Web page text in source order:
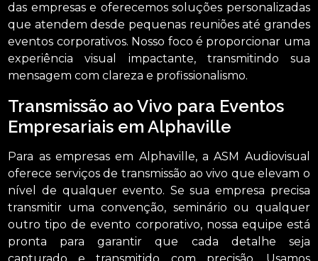
das empresas e oferecemos soluções personalizadas
que atendem desde pequenas reuniões até grandes
eventos corporativos. Nosso foco é proporcionar uma
experiência visual impactante, transmitindo sua
mensagem com clareza e profissionalismo.
Transmissão ao Vivo para Eventos
Empresariais em Alphaville
Para as empresas em Alphaville, a ASM Audiovisual
oferece serviços de transmissão ao vivo que elevam o
nível de qualquer evento. Se sua empresa precisa
transmitir uma convenção, seminário ou qualquer
outro tipo de evento corporativo, nossa equipe está
pronta para garantir que cada detalhe seja